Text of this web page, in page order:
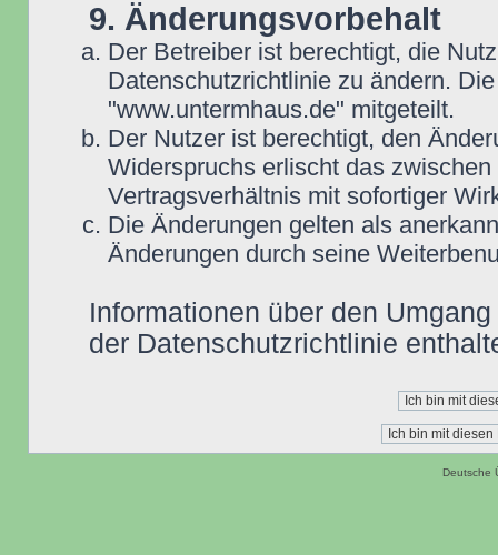
9. Änderungsvorbehalt
Der Betreiber ist berechtigt, die
Datenschutzrichtlinie zu ändern.
"www.untermhaus.de" mitgeteilt.
Der Nutzer ist berechtigt, den
Widerspruchs erlischt das
Vertragsverhältnis mit sofortiger
Die Änderungen gelten als
Änderungen durch seine
Informationen über den
der Datenschutzrichtlinie
Deutsche